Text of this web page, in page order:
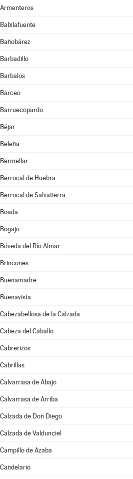
Armenteros
Babilafuente
Bañobárez
Barbadillo
Barbalos
Barceo
Barruecopardo
Béjar
Beleña
Bermellar
Berrocal de Huebra
Berrocal de Salvatierra
Boada
Bogajo
Bóveda del Río Almar
Brincones
Buenamadre
Buenavista
Cabezabellosa de la Calzada
Cabeza del Caballo
Cabrerizos
Cabrillas
Calvarrasa de Abajo
Calvarrasa de Arriba
Calzada de Don Diego
Calzada de Valdunciel
Campillo de Azaba
Candelario